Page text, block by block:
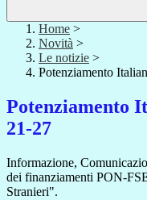
Home >
Novità >
Le notizie >
Potenziamento
Potenziamento
21-27
Informazione,
dei finanziamenti PON-
Stranieri".